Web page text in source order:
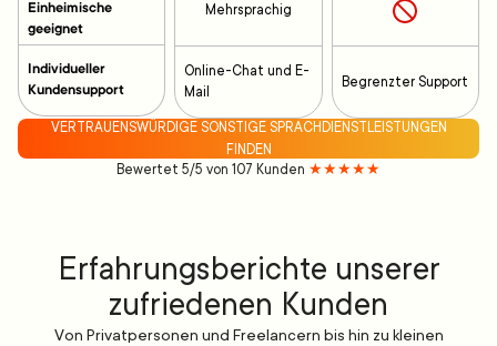
Einheimische
geeignet
Individueller
Kundensupport
Mehrsprachig
Online-Chat und E-
Mail
Begrenzter Support
VERTRAUENSWÜRDIGE SONSTIGE SPRACHDIENSTLEISTUNGEN
FINDEN
Bewertet 5/5 von 107 Kunden ★★★★★
Erfahrungsberichte unserer
zufriedenen Kunden
Von Privatpersonen und Freelancern bis hin zu kleinen